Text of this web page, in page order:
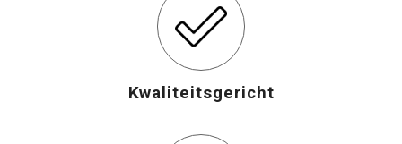
Kwaliteitsgericht